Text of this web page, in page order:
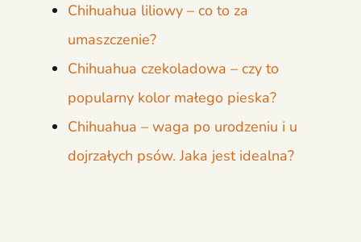
Chihuahua liliowy – co to za
umaszczenie?
Chihuahua czekoladowa – czy to
popularny kolor małego pieska?
Chihuahua – waga po urodzeniu i u
dojrzałych psów. Jaka jest idealna?